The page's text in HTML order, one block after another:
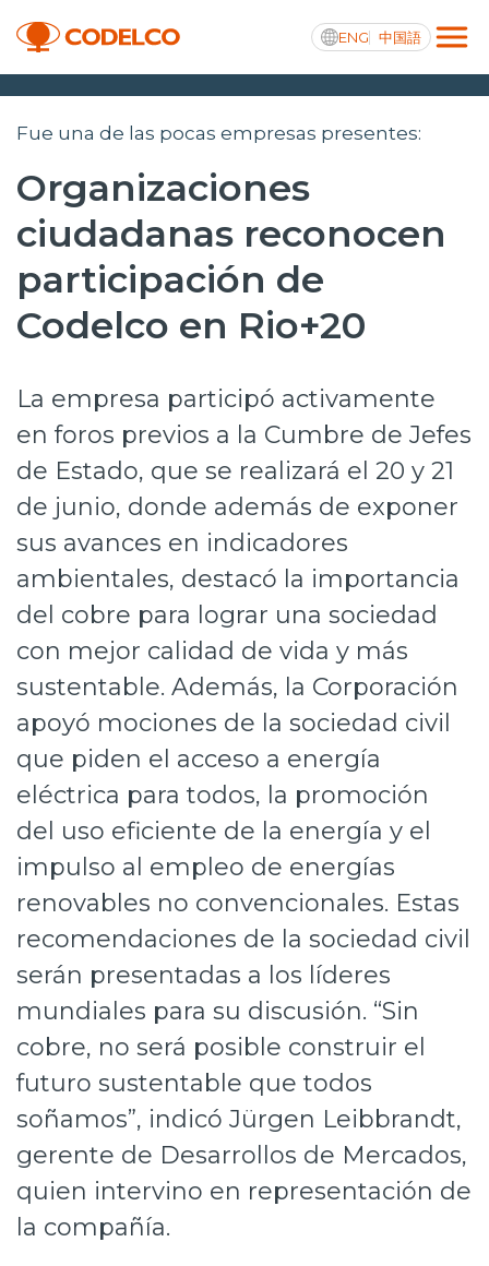
ENG 中国語
Transparencia activa
Nosotros
Operaciones
Proyectos
Innovación
Inversionistas
Prensa
Transparencia activa
Canales de denuncia
Proveedores
Acceso trabajadores/as
Fue una de las pocas empresas presentes:
Organizaciones
ciudadanas reconocen
participación de
Codelco en Rio+20
La empresa participó activamente
en foros previos a la Cumbre de Jefes
de Estado, que se realizará el 20 y 21
de junio, donde además de exponer
sus avances en indicadores
ambientales, destacó la importancia
del cobre para lograr una sociedad
con mejor calidad de vida y más
sustentable. Además, la Corporación
apoyó mociones de la sociedad civil
que piden el acceso a energía
eléctrica para todos, la promoción
del uso eficiente de la energía y el
impulso al empleo de energías
renovables no convencionales. Estas
recomendaciones de la sociedad civil
serán presentadas a los líderes
mundiales para su discusión. “Sin
cobre, no será posible construir el
futuro sustentable que todos
soñamos”, indicó Jürgen Leibbrandt,
gerente de Desarrollos de Mercados,
quien intervino en representación de
la compañía.